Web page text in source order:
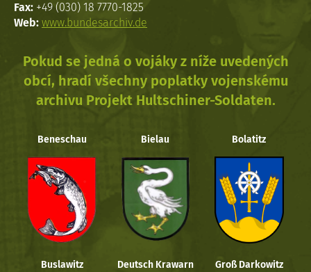
Fax: +49 (030) 18 7770-1825
Web: www.bundesarchiv.de
Pokud se jedná o vojáky z níže uvedených
obcí, hradí všechny poplatky vojenskému
archivu Projekt Hultschiner-Soldaten.
Beneschau Bielau Bolatitz
Buslawitz Deutsch Krawarn Groß Darkowitz